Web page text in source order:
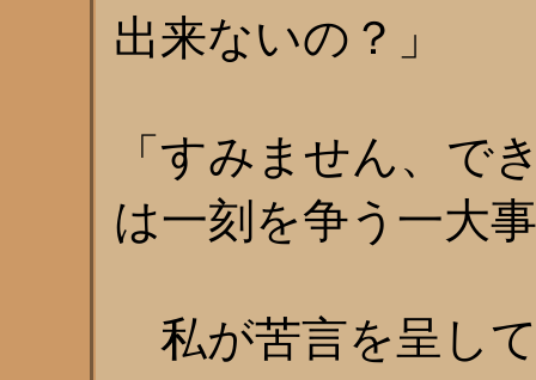
出来ないの？」
「すみません、で
は一刻を争う一大
私が苦言を呈し